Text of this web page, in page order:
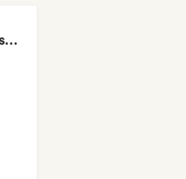
GeorgesM / « Les Musiques Vagabondes » - Content Creator